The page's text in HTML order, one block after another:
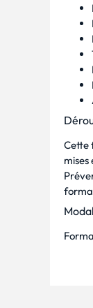
Cette